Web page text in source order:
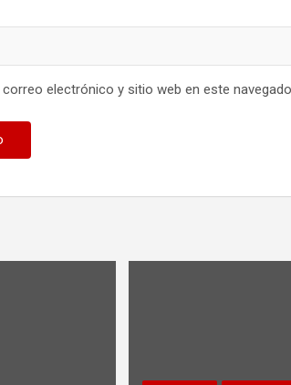
electrónico y sitio web en este